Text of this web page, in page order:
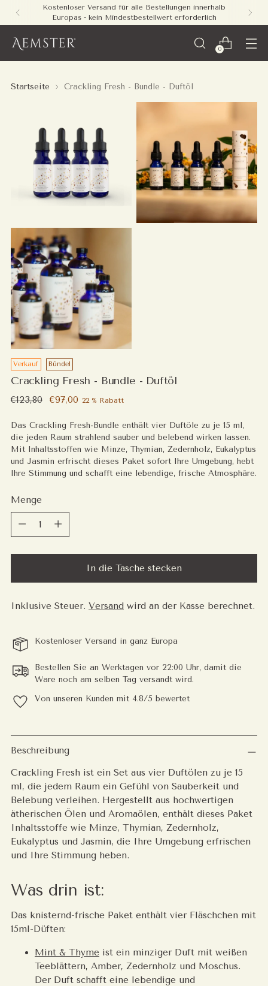
Kostenloser Versand für alle Bestellungen innerhalb
Europas - kein Mindestbestellwert erforderlich
0
Startseite Crackling Fresh - Bundle - Duftöl
Verkauf Bündel
Crackling Fresh - Bundle - Duftöl
Regulärer
€123,80 €97,00 22 % Rabatt
Das Crackling Fresh-Bundle enthält vier Duftöle zu je 15 ml,
die jeden Raum strahlend sauber und belebend wirken lassen.
Mit Inhaltsstoffen wie Minze, Thymian, Zedernholz, Eukalyptus
und Jasmin erfrischt dieses Paket sofort Ihre Umgebung, hebt
Ihre Stimmung und schafft eine lebendige, frische Atmosphäre.
Menge
Menge
In die Tasche stecken
Inklusive Steuer. Versand wird an der Kasse berechnet.
Kostenloser Versand in ganz Europa
Bestellen Sie an Werktagen vor 22:00 Uhr, damit die
Ware noch am selben Tag versandt wird.
Von unseren Kunden mit 4.8/5 bewertet
Produkt
in
Warenkorb
legen
Beschreibung
Crackling Fresh ist ein Set aus vier Duftölen zu je 15
ml, die jedem Raum ein Gefühl von Sauberkeit und
Belebung verleihen. Hergestellt aus hochwertigen
ätherischen Ölen und Aromaölen, enthält dieses Paket
Inhaltsstoffe wie Minze, Thymian, Zedernholz,
Eukalyptus und Jasmin, die Ihre Umgebung erfrischen
und Ihre Stimmung heben.
Was drin ist:
Das knisternd-frische Paket enthält vier Fläschchen mit
15ml-Düften:
Mint & Thyme ist ein minziger Duft mit weißen
Teeblättern, Amber, Zedernholz und Moschus.
Der Duft schafft eine lebendige und